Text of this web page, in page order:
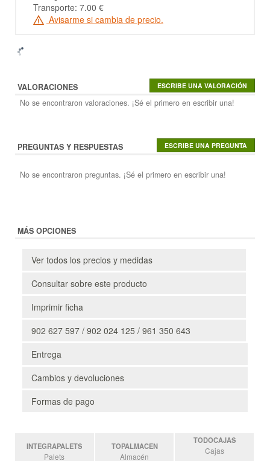
Transporte: 7.00 €
Avisarme si cambia de precio.
VALORACIONES
No se encontraron valoraciones. ¡Sé el primero en escribir una!
PREGUNTAS Y RESPUESTAS
No se encontraron preguntas. ¡Sé el primero en escribir una!
MÁS OPCIONES
Ver todos los precios y medidas
Consultar sobre este producto
Imprimir ficha
902 627 597 / 902 024 125 / 961 350 643
Entrega
Cambios y devoluciones
Formas de pago
INTEGRAPALETS
Palets
TOPALMACEN
Almacén
TODOCAJAS
Cajas